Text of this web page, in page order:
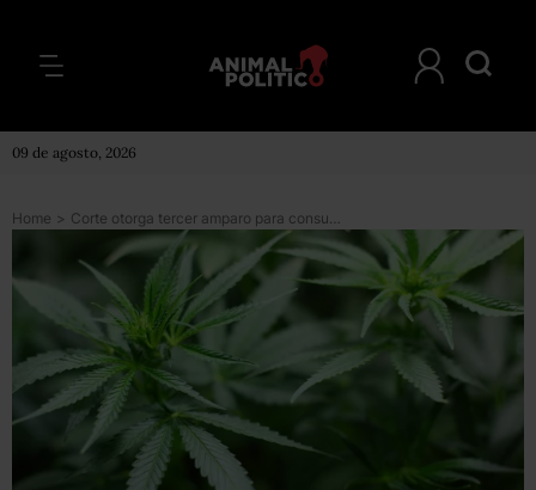
09 de agosto, 2026
Home > Corte otorga tercer amparo para consumo lúdico de mariguana; permite compra de semillas